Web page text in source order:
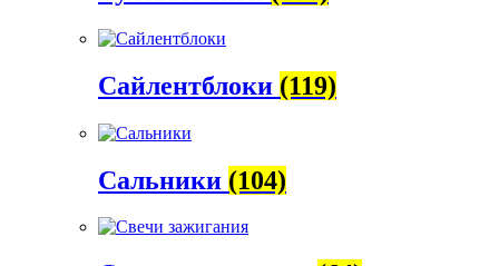
Сайлентблоки (119)
Сальники (104)